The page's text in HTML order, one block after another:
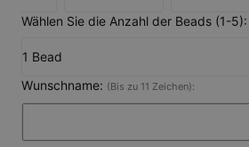
Wählen Sie die Anzahl der Beads (1-5):
1 Bead
Wunschname: (Bis zu 11 Zeichen):